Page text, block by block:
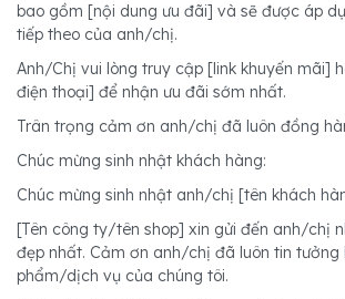
bao gồm [nội dung ưu đãi] và sẽ được áp
tiếp theo của anh/chị.
Anh/Chị vui lòng truy cập [link khuyến mãi]
điện thoại] để nhận ưu đãi sớm nhất.
Trân trọng cảm ơn anh/chị đã luôn đồng
Chúc mừng sinh nhật khách hàng:
Chúc mừng sinh nhật anh/chị [tên khách
[Tên công ty/tên shop] xin gửi đến anh/chị
đẹp nhất. Cảm ơn anh/chị đã luôn tin tưởng
phẩm/dịch vụ của chúng tôi.